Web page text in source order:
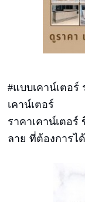
#แบบเคาน์เตอร์
เคาน์เตอร์
ราคาเคาน์เตอ
ลาย ที่ต้องการไ